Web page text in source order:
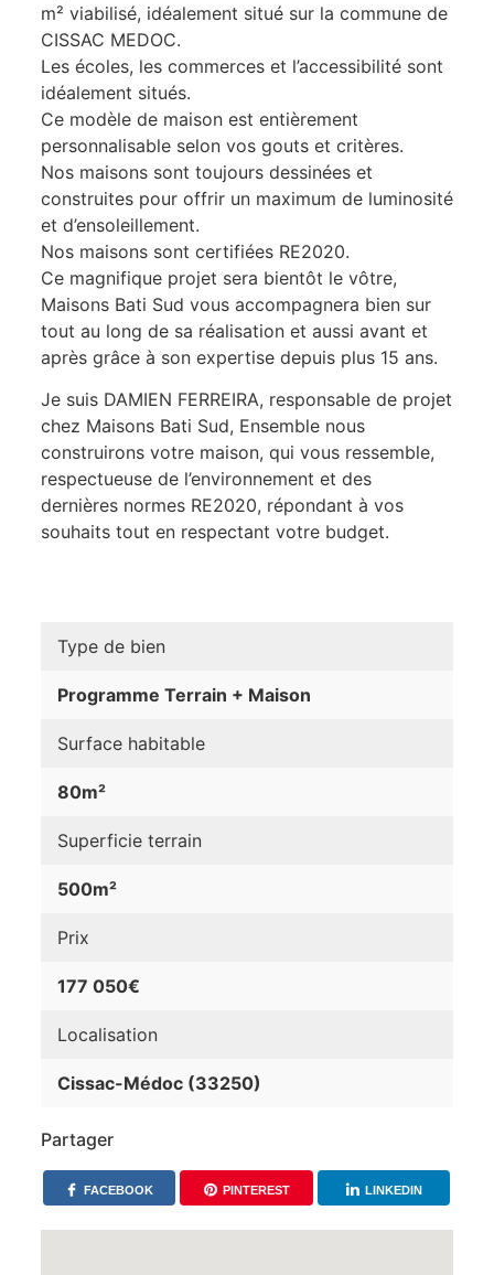
m² viabilisé, idéalement situé sur la commune de
CISSAC MEDOC.
Les écoles, les commerces et l’accessibilité sont
idéalement situés.
Ce modèle de maison est entièrement
personnalisable selon vos gouts et critères.
Nos maisons sont toujours dessinées et
construites pour offrir un maximum de luminosité
et d’ensoleillement.
Nos maisons sont certifiées RE2020.
Ce magnifique projet sera bientôt le vôtre,
Maisons Bati Sud vous accompagnera bien sur
tout au long de sa réalisation et aussi avant et
après grâce à son expertise depuis plus 15 ans.
Je suis DAMIEN FERREIRA, responsable de projet
chez Maisons Bati Sud, Ensemble nous
construirons votre maison, qui vous ressemble,
respectueuse de l’environnement et des
dernières normes RE2020, répondant à vos
souhaits tout en respectant votre budget.
Type de bien
Programme Terrain + Maison
Surface habitable
80m²
Superficie terrain
500m²
Prix
177 050€
Localisation
Cissac-Médoc (33250)
Partager
FACEBOOK PINTEREST LINKEDIN